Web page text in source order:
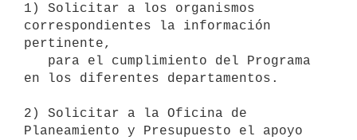
1) Solicitar a los organismos
correspondientes la información
pertinente,
en los diferentes departamentos.
2) Solicitar a la Oficina de
Planeamiento y Presupuesto el apoyo